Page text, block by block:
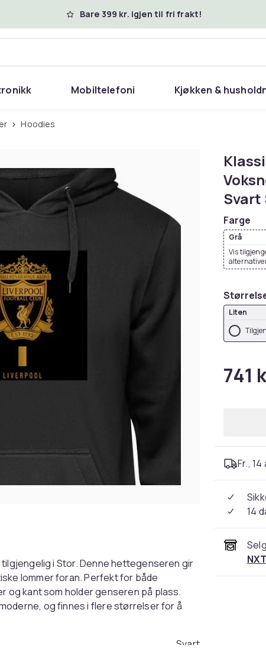
Bare 399 kr. igjen til fri frakt!
Mobiltelefoni Kjøkken &
Hoodies
i Stor. Denne hettegenseren gir
lommer foran. Perfekt for både
og kant som holder genseren på plass.
og finnes i flere størrelser for å
Svart
Svart
Farge
Grå
Vis
Liten
741
Fr.,
14